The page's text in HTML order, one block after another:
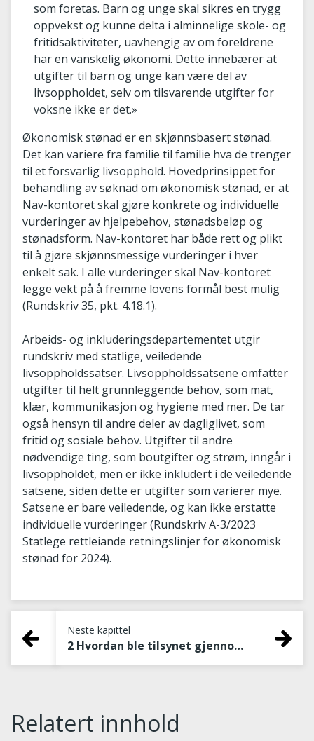
som foretas. Barn og unge skal sikres en trygg
oppvekst og kunne delta i alminnelige skole- og
fritidsaktiviteter, uavhengig av om foreldrene
har en vanskelig økonomi. Dette innebærer at
utgifter til barn og unge kan være del av
livsoppholdet, selv om tilsvarende utgifter for
voksne ikke er det.»
Økonomisk stønad er en skjønnsbasert stønad.
Det kan variere fra familie til familie hva de trenger
til et forsvarlig livsopphold. Hovedprinsippet for
behandling av søknad om økonomisk stønad, er at
Nav-kontoret skal gjøre konkrete og individuelle
vurderinger av hjelpebehov, stønadsbeløp og
stønadsform. Nav-kontoret har både rett og plikt
til å gjøre skjønnsmessige vurderinger i hver
enkelt sak. I alle vurderinger skal Nav-kontoret
legge vekt på å fremme lovens formål best mulig
(Rundskriv 35, pkt. 4.18.1).
Arbeids- og inkluderingsdepartementet utgir
rundskriv med statlige, veiledende
livsoppholdssatser. Livsoppholdssatsene omfatter
utgifter til helt grunnleggende behov, som mat,
klær, kommunikasjon og hygiene med mer. De tar
også hensyn til andre deler av dagliglivet, som
fritid og sosiale behov. Utgifter til andre
nødvendige ting, som boutgifter og strøm, inngår i
livsoppholdet, men er ikke inkludert i de veiledende
satsene, siden dette er utgifter som varierer mye.
Satsene er bare veiledende, og kan ikke erstatte
individuelle vurderinger (Rundskriv A-3/2023
Statlege rettleiande retningslinjer for økonomisk
stønad for 2024).
Neste kapittel
2 Hvordan ble tilsynet gjennomført?
Relatert innhold